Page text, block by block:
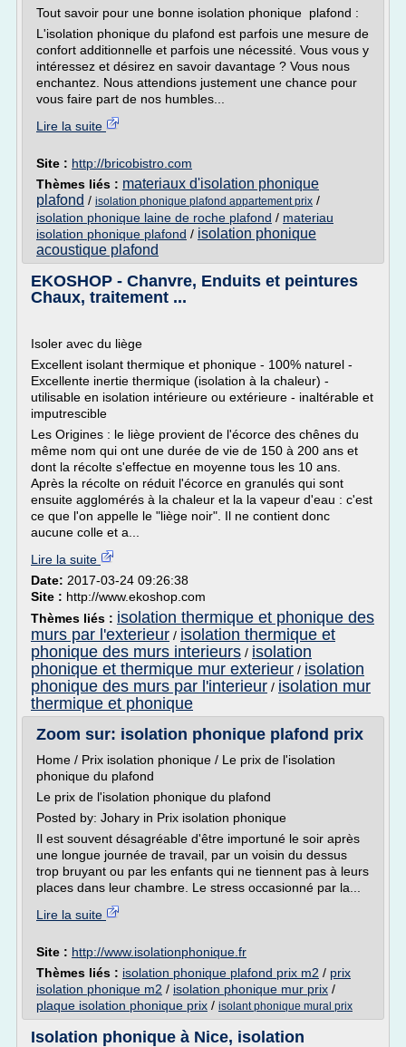
Tout savoir pour une bonne isolation phonique plafond :
L'isolation phonique du plafond est parfois une mesure de
confort additionnelle et parfois une nécessité. Vous vous y
intéressez et désirez en savoir davantage ? Vous nous
enchantez. Nous attendions justement une chance pour
vous faire part de nos humbles...
Lire la suite
Site : http://bricobistro.com
Thèmes liés : materiaux d'isolation phonique
plafond / isolation phonique plafond appartement prix /
isolation phonique laine de roche plafond / materiau
isolation phonique plafond / isolation phonique
acoustique plafond
EKOSHOP - Chanvre, Enduits et peintures
Chaux, traitement ...
Isoler avec du liège
Excellent isolant thermique et phonique - 100% naturel -
Excellente inertie thermique (isolation à la chaleur) -
utilisable en isolation intérieure ou extérieure - inaltérable et
imputrescible
Les Origines : le liège provient de l'écorce des chênes du
même nom qui ont une durée de vie de 150 à 200 ans et
dont la récolte s'effectue en moyenne tous les 10 ans.
Après la récolte on réduit l'écorce en granulés qui sont
ensuite agglomérés à la chaleur et la la vapeur d'eau : c'est
ce que l'on appelle le "liège noir". Il ne contient donc
aucune colle et a...
Lire la suite
Date: 2017-03-24 09:26:38
Site : http://www.ekoshop.com
Thèmes liés : isolation thermique et phonique des
murs par l'exterieur / isolation thermique et
phonique des murs interieurs / isolation
phonique et thermique mur exterieur / isolation
phonique des murs par l'interieur / isolation mur
thermique et phonique
Zoom sur: isolation phonique plafond prix
Home / Prix isolation phonique / Le prix de l'isolation
phonique du plafond
Le prix de l'isolation phonique du plafond
Posted by: Johary in Prix isolation phonique
Il est souvent désagréable d'être importuné le soir après
une longue journée de travail, par un voisin du dessus
trop bruyant ou par les enfants qui ne tiennent pas à leurs
places dans leur chambre. Le stress occasionné par la...
Lire la suite
Site : http://www.isolationphonique.fr
Thèmes liés : isolation phonique plafond prix m2 / prix
isolation phonique m2 / isolation phonique mur prix /
plaque isolation phonique prix / isolant phonique mural prix
Isolation phonique à Nice, isolation